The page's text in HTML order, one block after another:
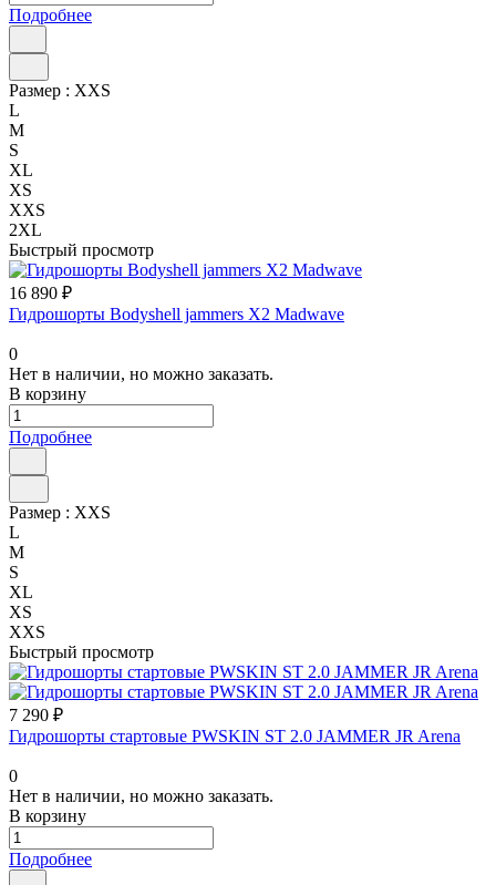
Подробнее
Размер : XXS
L
M
S
XL
XS
XXS
2XL
Быстрый просмотр
16 890 ₽
Гидрошорты Bodyshell jammers X2 Madwave
0
Нет в наличии, но можно заказать.
В корзину
Подробнее
Размер : XXS
L
M
S
XL
XS
XXS
Быстрый просмотр
7 290 ₽
Гидрошорты стартовые PWSKIN ST 2.0 JAMMER JR Arena
0
Нет в наличии, но можно заказать.
В корзину
Подробнее